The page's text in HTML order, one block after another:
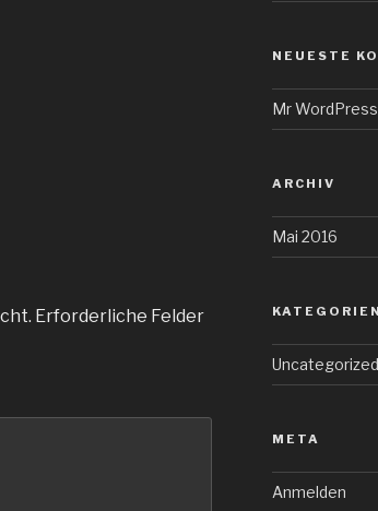
Erforderliche Felder
NEUESTE
Mr WordPress
ARCHIV
Mai 2016
KATEGORIEN
Uncategorized
META
Anmelden